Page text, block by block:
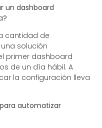
un dashboard
cantidad de
solución
primer dashboard
de un día hábil. A
la configuración lleva
automatizar